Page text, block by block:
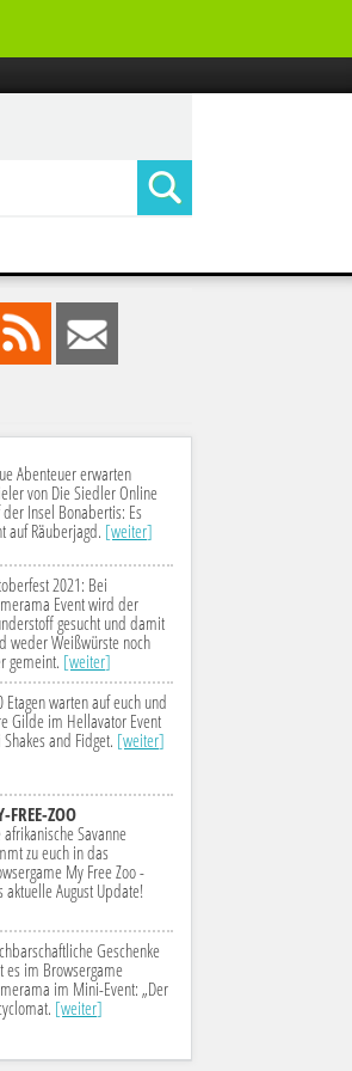
Feed Mail
Abenteuer erwarten
von Die Siedler Online
Insel Bonabertis: Es
auf Räuberjagd. [weiter]
2021: Bei
Event wird der
gesucht und damit
weder Weißwürste noch
gemeint. [weiter]
Etagen warten auf euch und
Gilde im Hellavator Event
and Fidget. [weiter]
FREE-ZOO
afrikanische Savanne
zu euch in das
My Free Zoo -
aktuelle August Update!
Geschenke
es im Browsergame
im Mini-Event: „Der
[weiter]